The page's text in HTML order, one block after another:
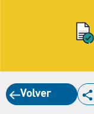
Volver